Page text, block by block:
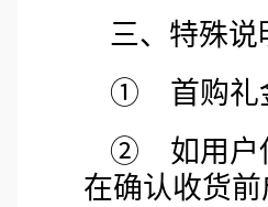
三、特殊说
① 首购礼
② 如用户
在确认收货